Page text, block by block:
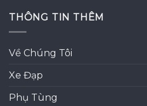
THÔNG TIN THÊM
Về Chúng Tôi
Xe Đạp
Phụ Tùng